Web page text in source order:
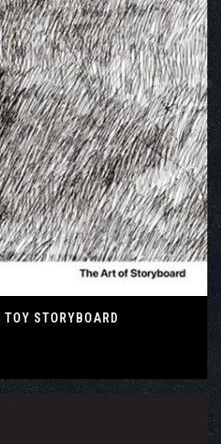
STORYBOARD